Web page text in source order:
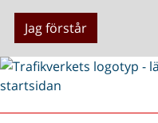
Jag förstår